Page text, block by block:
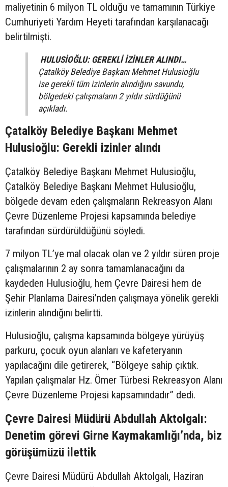
maliyetinin 6 milyon TL olduğu ve tamamının Türkiye
Cumhuriyeti Yardım Heyeti tarafından karşılanacağı
belirtilmişti.
HULUSİOĞLU: GEREKLİ İZİNLER ALINDI…
Çatalköy Belediye Başkanı Mehmet Hulusioğlu
ise gerekli tüm izinlerin alındığını savundu,
bölgedeki çalışmaların 2 yıldır sürdüğünü
açıkladı.
Çatalköy Belediye Başkanı Mehmet
Hulusioğlu: Gerekli izinler alındı
Çatalköy Belediye Başkanı Mehmet Hulusioğlu,
Çatalköy Belediye Başkanı Mehmet Hulusioğlu,
bölgede devam eden çalışmaların Rekreasyon Alanı
Çevre Düzenleme Projesi kapsamında belediye
tarafından sürdürüldüğünü söyledi.
7 milyon TL’ye mal olacak olan ve 2 yıldır süren proje
çalışmalarının 2 ay sonra tamamlanacağını da
kaydeden Hulusioğlu, hem Çevre Dairesi hem de
Şehir Planlama Dairesi’nden çalışmaya yönelik gerekli
izinlerin alındığını belirtti.
Hulusioğlu, çalışma kapsamında bölgeye yürüyüş
parkuru, çocuk oyun alanları ve kafeteryanın
yapılacağını dile getirerek, “Bölgeye sahip çıktık.
Yapılan çalışmalar Hz. Ömer Türbesi Rekreasyon Alanı
Çevre Düzenleme Projesi kapsamındadır” dedi.
Çevre Dairesi Müdürü Abdullah Aktolgalı:
Denetim görevi Girne Kaymakamlığı’nda, biz
görüşümüzü ilettik
Çevre Dairesi Müdürü Abdullah Aktolgalı, Haziran